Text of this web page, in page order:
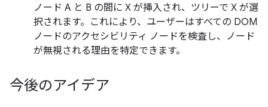
ノード A と B の間に X が挿入され、ツリーで X が選
択されます。これにより、ユーザーはすべての DOM
ノードのアクセシビリティ ノードを検査し、ノード
が無視される理由を特定できます。
今後のアイデア